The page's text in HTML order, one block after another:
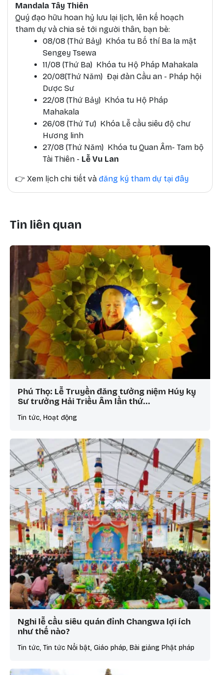
Mandala Tây Thiên
Quý đạo hữu hoan hỷ lưu lại lịch, lên kế hoạch
tham dự và chia sẻ tới người thân, bạn bè:
08/08 (Thứ Bảy) Khóa tu Bố thí Ba la mật
Sengey Tsewa
11/08 (Thứ Ba) Khóa tu Hộ Pháp Mahakala
20/08(Thứ Năm) Đại đàn Cầu an - Pháp hội
Dược Sư
22/08 (Thứ Bảy) Khóa tu Hộ Pháp
Mahakala
26/08 (Thứ Tư) Khóa Lễ cầu siêu độ chư
Hương linh
27/08 (Thứ Năm) Khóa tu Quan Âm- Tam bộ
Tài Thiên - Lễ Vu Lan
👉 Xem lịch chi tiết và đăng ký tham dự tại đây
Tin liên quan
Phú Thọ: Lễ Truyền đăng tưởng niệm Húy kỵ
Sư trưởng Hải Triều Âm lần thứ…
Tin tức, Hoạt động
Nghi lễ cầu siêu quán đỉnh Changwa lợi ích
như thế nào?
Tin tức, Tin tức Nổi bật, Giáo pháp, Bài giảng Phật pháp